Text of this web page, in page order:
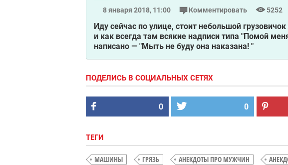
8 января 2018, 11:00 Комментировать 5252
Иду сейчас по улице, стоит небольшой
и как всегда там всякие надписи типа "Помой
написано — "Мыть не буду она наказана! "
ПОДЕЛИСЬ В СОЦИАЛЬНЫХ СЕТЯХ
0 0
ТЕГИ
МАШИНЫ ГРЯЗЬ АНЕКДОТЫ ПРО МУЖЧИН